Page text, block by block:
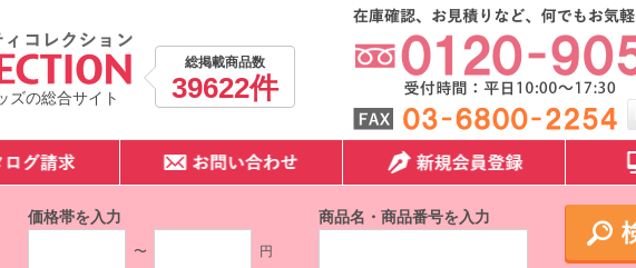
ズの総合サイト
総掲載商品数
39622件
価格帯を入力
〜 円
商品名・商品番号を入力